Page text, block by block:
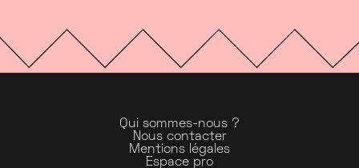
Qui sommes-nous ?
Nous contacter
Mentions légales
Espace pro